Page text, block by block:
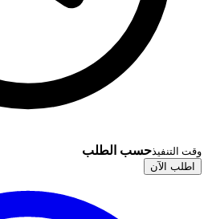
وقت التنفيذحسب الطلب
اطلب الآن